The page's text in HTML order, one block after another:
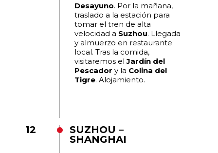
Desayuno. Por la mañana,
traslado a la estación para
tomar el tren de alta
velocidad a Suzhou. Llegada
y almuerzo en restaurante
local. Tras la comida,
visitaremos elJardín del
Pescador y la Colina del
Tigre. Alojamiento.
12
SUZHOU –
SHANGHAI